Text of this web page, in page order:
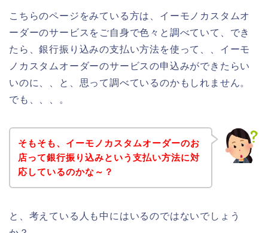
こちらのページをみている方は、イーモノカスタムオ
ーダーのサービスをご自身で色々と調べていて、でき
たら、銀行振り込みの支払い方法を使って、、イーモ
ノカスタムオーダーのサービスの申込みができたらい
いのに、、と、思って調べているのかもしれません。
でも、、、。
そもそも、イーモノカスタムオーダーのお
店って銀行振り込みという支払い方法に対
応しているのかな～？
と、考えている人も中にはいるのではないでしょう